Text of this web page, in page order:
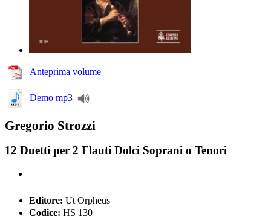
Anteprima volume
Demo mp3
Gregorio Strozzi
12 Duetti per 2 Flauti Dolci Soprani o Tenori
Editore: Ut Orpheus
Codice: HS 130